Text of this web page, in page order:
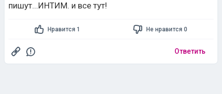
пишут...ИНТИМ. и все тут!
Нравится 1 Не нравится 0
Ответить